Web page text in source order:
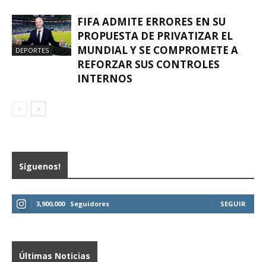
DEPORTES
FIFA ADMITE ERRORES EN SU
PROPUESTA DE PRIVATIZAR EL
MUNDIAL Y SE COMPROMETE A
REFORZAR SUS CONTROLES
INTERNOS
Síguenos!
3,900,000 Seguidores SEGUIR
Últimas Noticias